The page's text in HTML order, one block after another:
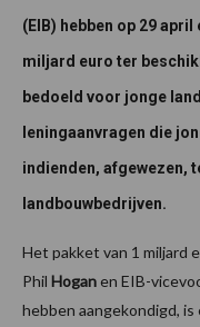
(EIB) hebben op 29
miljard euro ter
bedoeld voor jonge
leningaanvragen die
indienden, afgewezen,
landbouwbedrijven.
Het pakket van 1 miljard
Phil Hoganen EIB-
hebben aangekondigd,